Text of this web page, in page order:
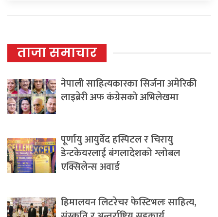
ताजा समाचार
नेपाली साहित्यकारका सिर्जना अमेरिकी
लाइब्रेरी अफ कंग्रेसको अभिलेखमा
पूर्णायु आयुर्वेद हस्पिटल र चिरायु
डेन्टकेयरलाई बंगलादेशको ग्लोबल
एक्सिलेन्स अवार्ड
हिमालयन लिटरेचर फेस्टिभलः साहित्य,